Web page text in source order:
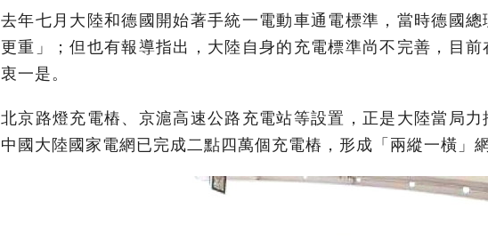
去年七月大陸和德國開始著手統一電動車通電標準，當時德國
更重」；但也有報導指出，大陸自身的充電標準尚不完善，目
衷一是。
北京路燈充電樁、京滬高速公路充電站等設置，正是大陸當局
中國大陸國家電網已完成二點四萬個充電樁，形成「兩縱一橫」